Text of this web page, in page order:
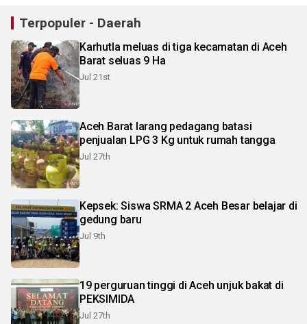
Terpopuler - Daerah
Karhutla meluas di tiga kecamatan di Aceh
Barat seluas 9 Ha
Jul 21st
Aceh Barat larang pedagang batasi
penjualan LPG 3 Kg untuk rumah tangga
Jul 27th
Kepsek: Siswa SRMA 2 Aceh Besar belajar di
gedung baru
Jul 9th
19 perguruan tinggi di Aceh unjuk bakat di
PEKSIMIDA
Jul 27th